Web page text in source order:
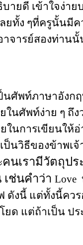
ายดี เข้าใจง่าย
ยทั้ง ๆที่ครูนั้นมีค
าจารย์สองท่าน
นศัพท์ภาษาอังก
ในศัพท์ง่าย ๆ ถึ
ในการเขียนให้
นวิธีของข้าพเจ้
คนเรามีวัตถุป
ช่นคำว่า Love
ดังนี้ แต่ทั้งนี้คว
ยด แต่ถ้าเป็น ปร